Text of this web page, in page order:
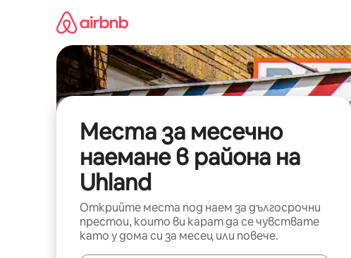
съдържанието
Места за месечно
наемане в района на
Uhland
Открийте места под наем за дългосрочни
престои, които ви карат да се чувствате
като у дома си за месец или повече.